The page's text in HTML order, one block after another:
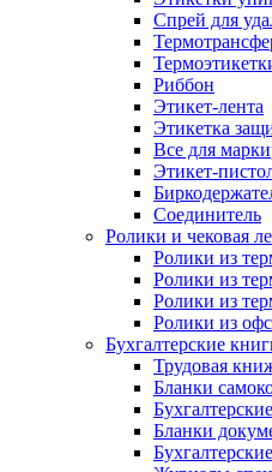
Спрей для
Риббон
Этикет-лента
Этикетка
Все для
Этикет-
Соединитель
Ролики и чековая
Ролики из
Ролики из
Ролики из
Ролики из
Бухгалтерские
Трудовая
Бланки
Бланки